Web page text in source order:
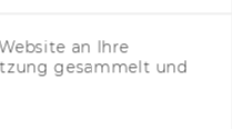
an Ihre
gesammelt und